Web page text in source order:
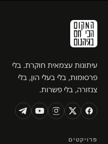
עיתונות עצמאית חוקרת. בלי
פרסומות, בלי בעלי הון, בלי
צנזורה, בלי פשרות.
פרויקטים